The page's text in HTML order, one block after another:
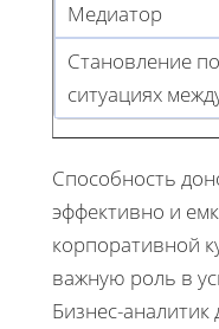
Медиатор
Становление
ситуациях
Способность
эффективно и
корпоративной
важную роль в
Бизнес-